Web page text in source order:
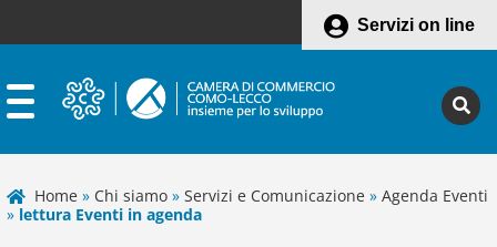
Servizi on line
Home » Chi siamo » Servizi e Comunicazione » Agenda Eventi
» lettura Eventi in agenda